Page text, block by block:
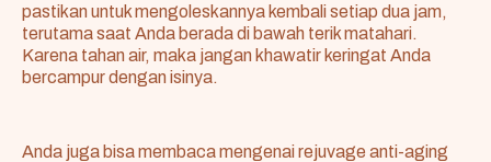
pastikan untuk mengoleskannya kembali setiap dua jam,
terutama saat Anda berada di bawah terik matahari.
Karena tahan air, maka jangan khawatir keringat Anda
bercampur dengan isinya.
Anda juga bisa membaca mengenairejuvage anti-aging